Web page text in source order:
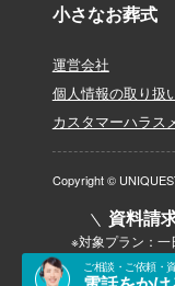
小さなお葬式
運営会社
個人情報の取り扱
カスタマーハラス
Copyright ©
資料請
※対象プラン：
ご相談・ご依頼・